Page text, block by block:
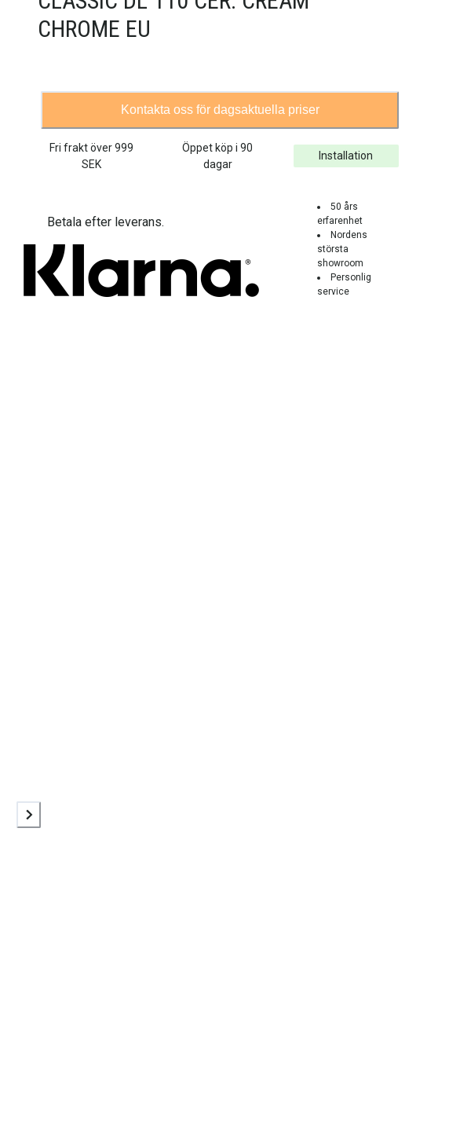
CHROME EU
Kontakta oss för dagsaktuella priser
Fri frakt över999
SEK
Öppet köp i 90
dagar
Installation
Betala efter leverans.
50 års
erfarenhet
Nordens
största
showroom
Personlig
service